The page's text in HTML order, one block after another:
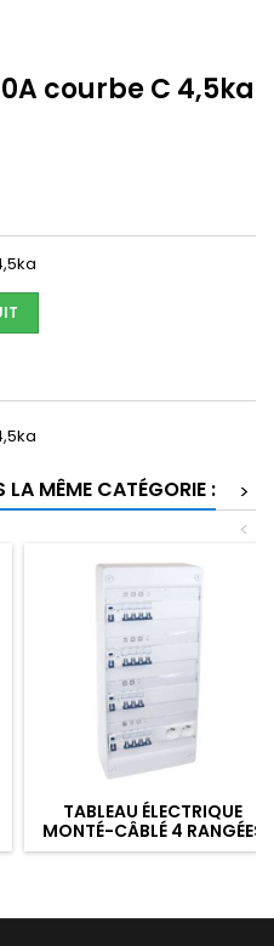
courbe C 4,5ka
LA MÊME CATÉGORIE :
>
<
TABLEAU ÉLECTRIQUE
MONTÉ-CÂBLÉ 4 RANGÉES
DE 13 MODULES POUR T4